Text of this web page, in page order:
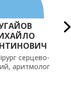
серцево-
аритмолог